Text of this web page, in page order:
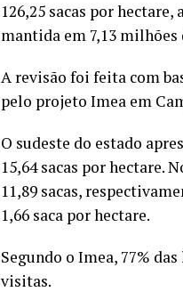
126,25 sacas por
mantida em 7,13 milhões
A revisão foi feita com
pelo projeto Imea em
O sudeste do estado
15,64 sacas por hectare.
11,89 sacas,
1,66 saca por hectare.
Segundo o Imea, 77%
visitas.